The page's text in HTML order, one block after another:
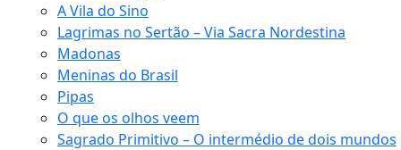
A Vila do Sino
Lagrimas no Sertão – Via Sacra Nordestina
Madonas
Meninas do Brasil
Pipas
O que os olhos veem
Sagrado Primitivo – O intermédio de dois mundos